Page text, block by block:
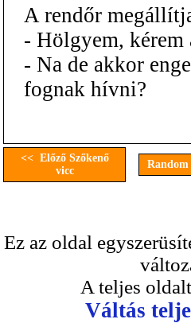
A rendőr
- Hölgyem, kérem
- Na de akkor
fognak hívni?
<< Előző Szőkenő
vicc
Random
Ez az oldal
A teljes
Váltás